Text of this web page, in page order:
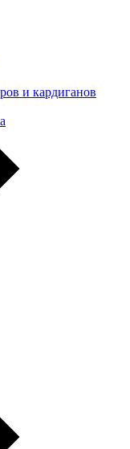
и кардиганов